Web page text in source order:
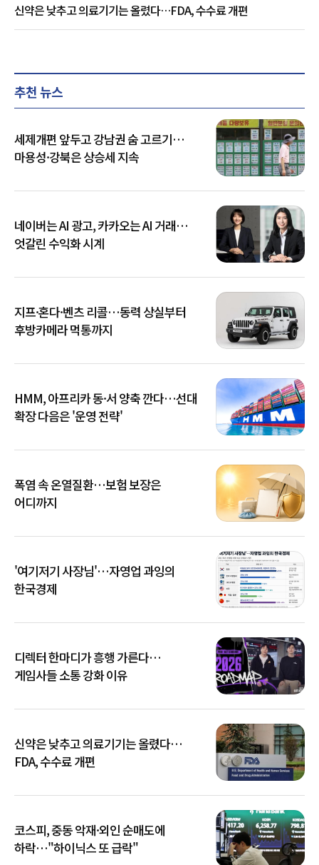
신약은 낮추고 의료기기는 올렸다…FDA, 수수료 개편
추천 뉴스
세제개편 앞두고 강남권 숨 고르기…
마용성·강북은 상승세 지속
네이버는 AI 광고, 카카오는 AI 거래…
엇갈린 수익화 시계
지프·혼다·벤츠 리콜…동력 상실부터
후방카메라 먹통까지
HMM, 아프리카 동·서 양축 깐다…선대
확장 다음은 '운영 전략'
폭염 속 온열질환…보험 보장은
어디까지
'여기저기 사장님'…자영업 과잉의
한국경제
디렉터 한마디가 흥행 가른다…
게임사들 소통 강화 이유
신약은 낮추고 의료기기는 올렸다…
FDA, 수수료 개편
코스피, 중동 악재·외인 순매도에
하락…"하이닉스 또 급락"